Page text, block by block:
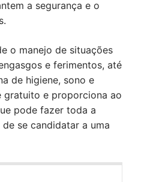
a segurança e o
o manejo de situações
e ferimentos, até
de higiene, sono e
gratuito e proporciona ao
pode fazer toda a
se candidatar a uma